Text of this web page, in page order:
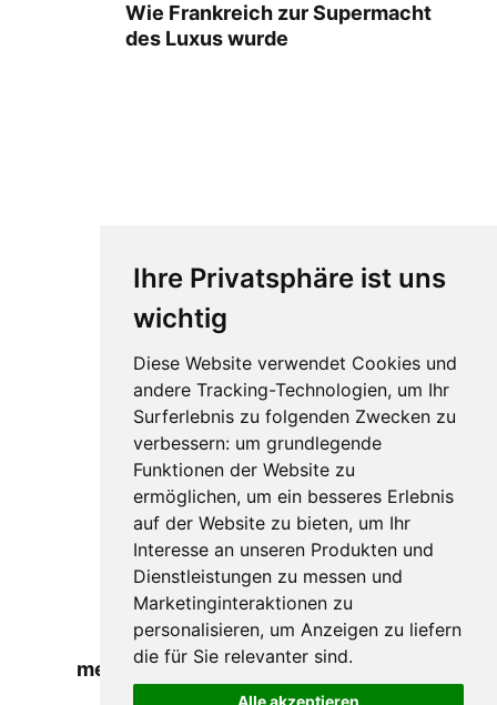
Ihre Privatsphäre ist uns
wichtig
Diese Website verwendet Cookies und
andere Tracking-Technologien, um Ihr
Surferlebnis zu folgenden Zwecken zu
verbessern: um grundlegende
Funktionen der Website zu
ermöglichen, um ein besseres Erlebnis
auf der Website zu bieten, um Ihr
Interesse an unseren Produkten und
Dienstleistungen zu messen und
Marketinginteraktionen zu
personalisieren, um Anzeigen zu liefern
die für Sie relevanter sind.
Alle akzeptieren
Wie Frankreich zur Supermacht
des Luxus wurde
Ältere Beiträge
Ist Frankreich wirklich das
meistbesuchte Land der Welt?